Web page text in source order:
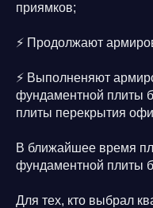
приямков;
⚡️ Продолжают
⚡️ Выполненяют
фундаментной плиты
плиты перекрытия
В ближайшее время
фундаментной плиты
Для тех, кто выбрал